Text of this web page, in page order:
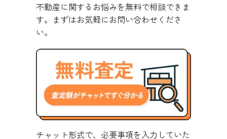
不動産に関するお悩みを無料で相談できま
す。まずはお気軽にお問い合わせくださ
い。
チャット形式で、必要事項を入力していた